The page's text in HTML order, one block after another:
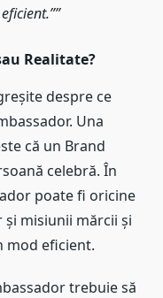
Realitate?
despre ce
Una
că un Brand
celebră. În
poate fi oricine
misiunii mărcii și
mod eficient.
trebuie să